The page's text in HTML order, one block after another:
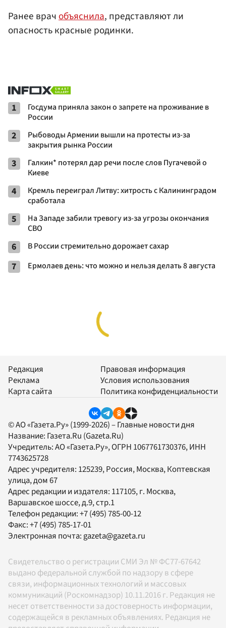
Ранее врачобъяснила, представляют ли
опасность красные родинки.
1
Госдума приняла закон о запрете на проживание в
России
2
Рыбоводы Армении вышли на протесты из-за
закрытия рынка России
3
Галкин* потерял дар речи после слов Пугачевой о
Киеве
4
Кремль переиграл Литву: хитрость с Калининградом
сработала
5
На Западе забили тревогу из-за угрозы окончания
СВО
6 В России стремительно дорожает сахар
7 Ермолаев день: что можно и нельзя делать 8 августа
Редакция
Реклама
Карта сайта
Правовая информация
Условия использования
Политика конфиденциальности
© АО «Газета.Ру» (1999-2026) – Главные новости дня
Название: Газета.Ru (Gazeta.Ru)
Учредитель:АО «Газета.Ру», ОГРН 1067761730376, ИНН
7743625728
Адрес учредителя: 125239, Россия, Москва, Коптевская
улица, дом 67
Адрес редакции и издателя: 117105, г. Москва,
Варшавское шоссе, д.9, стр.1
Телефон редакции:+7 (495) 785-00-12
Факс:+7 (495) 785-17-01
Электронная почта:gazeta@gazeta.ru
Свидетельство о регистрации СМИ Эл № ФС77-67642
выдано федеральной службой по надзору в сфере
связи, информационных технологий и массовых
коммуникаций (Роскомнадзор) 10.11.2016 г. Редакция не
несет ответственности за достоверность информации,
содержащейся в рекламных объявлениях. Редакция не